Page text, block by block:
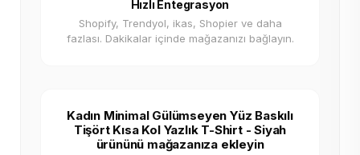
Hızlı Entegrasyon
Shopify, Trendyol, ikas, Shopier ve daha
fazlası. Dakikalar içinde mağazanızı bağlayın.
Kadın Minimal Gülümseyen Yüz Baskılı
Tişört Kısa Kol Yazlık T-Shirt - Siyah
ürününü mağazanıza ekleyin